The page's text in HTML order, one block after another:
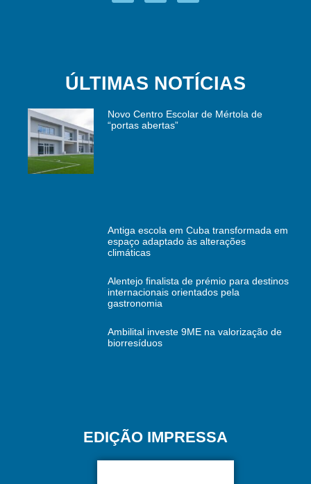
ÚLTIMAS NOTÍCIAS
Novo Centro Escolar de Mértola de
“portas abertas”
Antiga escola em Cuba transformada em
espaço adaptado às alterações
climáticas
Alentejo finalista de prémio para destinos
internacionais orientados pela
gastronomia
Ambilital investe 9ME na valorização de
biorresíduos
EDIÇÃO IMPRESSA